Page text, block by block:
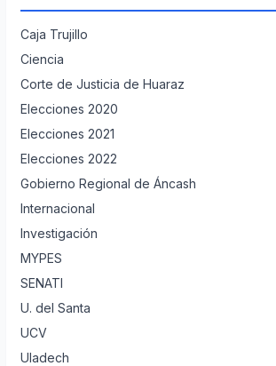
Caja Trujillo
Ciencia
Corte de Justicia de Huaraz
Elecciones 2020
Elecciones 2021
Elecciones 2022
Gobierno Regional de Áncash
Internacional
Investigación
MYPES
SENATI
U. del Santa
UCV
Uladech